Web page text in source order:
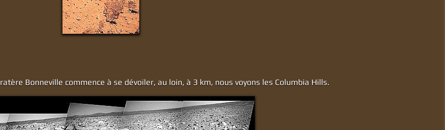
Bonneville commence à se dévoiler, au loin, à 3 km, nous voyons les Columbia Hills.